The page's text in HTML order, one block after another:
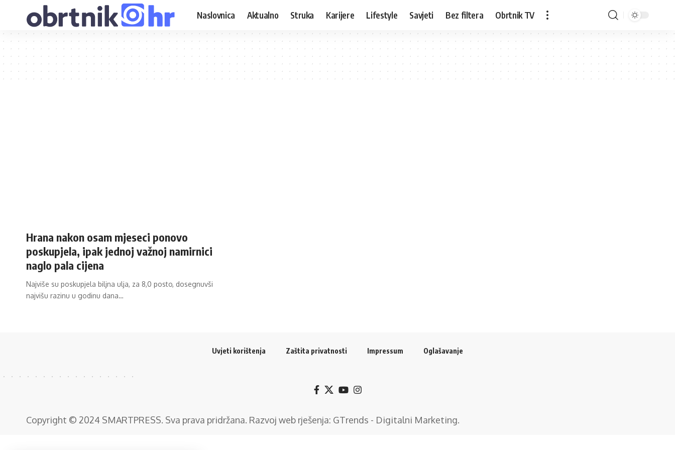
Naslovnica Aktualno Struka Karijere Lifestyle Savjeti Bez filtera Obrtnik TV
Hrana nakon osam mjeseci ponovo
poskupjela, ipak jednoj važnoj namirnici
naglo pala cijena
Najviše su poskupjela biljna ulja, za 8,0 posto, dosegnuvši
najvišu razinu u godinu dana…
Uvjeti korištenja Zaštita privatnosti Impressum Oglašavanje
Copyright © 2024 SMARTPRESS. Sva prava pridržana. Razvoj web rješenja: GTrends - Digitalni Marketing.